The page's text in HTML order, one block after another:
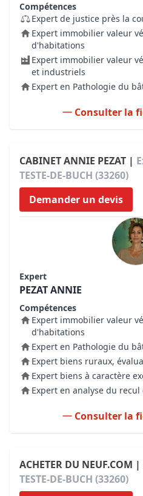
Compétences
Expert de justice près la
Expert immobilier valeur
d'habitations
Expert immobilier valeur
et industriels
Expert en Pathologie du
Consulter la
CABINET ANNIE PEZAT |
TESTE-DE-BUCH (33260)
Demander un devis
Expert
PEZAT ANNIE
Compétences
Expert immobilier valeur
d'habitations
Expert en Pathologie du
Expert biens ruraux,
Expert biens à caractère
Expert en analyse du
Consulter la
ACHETER DU NEUF.COM |
TESTE-DE-BUCH (33260)